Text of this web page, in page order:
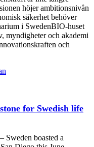
höjer ambitionsnivån
säkerhet behöver
i SwedenBIO-huset
myndigheter och akademi
och
for Swedish life
Sweden boasted a